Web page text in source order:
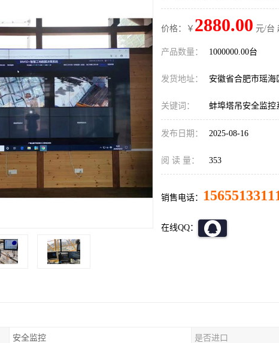
价格：￥ 2880.00 元/台
产品数量： 1000000.00台
发货地址： 安徽省合肥市瑶海
关键词： 蚌埠塔吊安全监控
发布日期： 2025-08-16
阅 读 量： 353
销售电话：
在线QQ：
安全监控 是否进口